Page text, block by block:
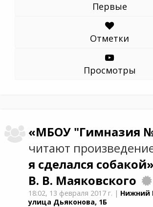
Первые
Отметки
Просмотры
«МБОУ "Гимназия
читают
я сделался собакой»
В. В. Маяковского
18:02, 13 февраля 2017 г. | Нижний
улица Дьяконова, 1Б